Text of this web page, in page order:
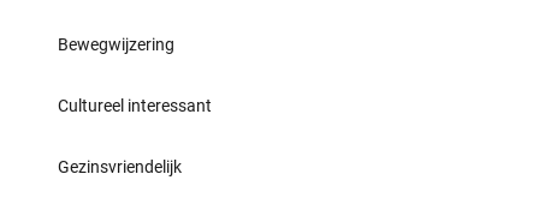
Bewegwijzering
Cultureel interessant
Gezinsvriendelijk